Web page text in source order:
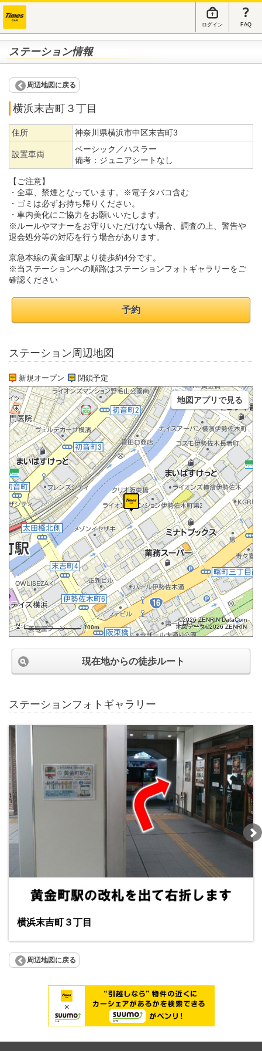
ログイン FAQ
ステーション情報
周辺地図に戻る
横浜末吉町３丁目
住所 神奈川県横浜市中区末吉町3
設置車両
ベーシック／ハスラー
備考： ジュニアシートなし
【ご注意】
・全車、禁煙となっています。※電子タバコ含む
・ゴミは必ずお持ち帰りください。
・車内美化にご協力をお願いいたします。
※ルールやマナーをお守りいただけない場合、調査の上、警告や
退会処分等の対応を行う場合があります。
京急本線の黄金町駅より徒歩約4分です。
※当ステーションへの順路はステーションフォトギャラリーをご
確認ください
予約
ステーション周辺地図
新規オープン 閉鎖予定
100m
©2026 ZENRIN DataCom
地図データ©2026 ZENRIN
地図アプリで見る
現在地からの徒歩ルート
ステーションフォトギャラリー
横浜末吉町３丁目
周辺地図に戻る